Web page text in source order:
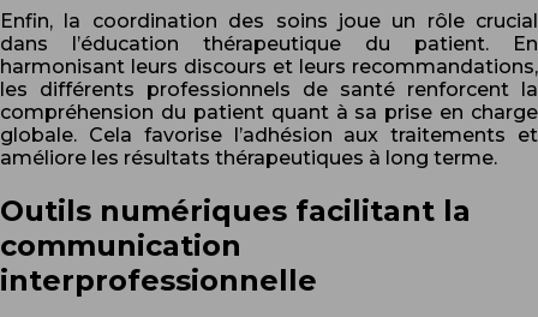
Enfin, la coordination des soins joue un rôle crucial
dans l’éducation thérapeutique du patient. En
harmonisant leurs discours et leurs recommandations,
les différents professionnels de santé renforcent la
compréhension du patient quant à sa prise en charge
globale. Cela favorise l’adhésion aux traitements et
améliore les résultats thérapeutiques à long terme.
Outils numériques facilitant la
communication
interprofessionnelle